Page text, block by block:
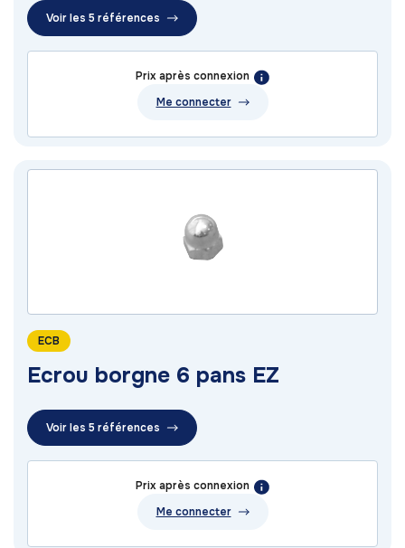
Voir les 5 références
Prix après connexion
Me connecter
ECB
Ecrou borgne 6 pans EZ
Voir les 5 références
Prix après connexion
Me connecter